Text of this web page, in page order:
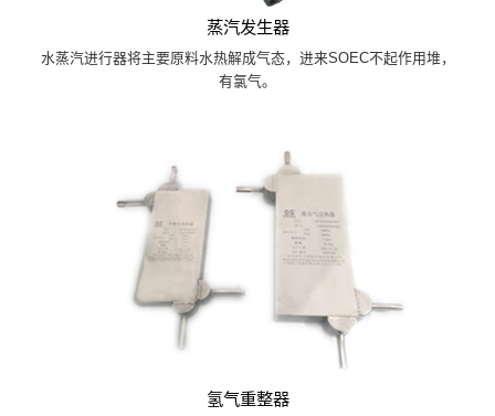
蒸汽发生器
水蒸汽进行器将主要原料水热解成气态，进来SOEC不起作用堆，
有氯气。
氢气重整器